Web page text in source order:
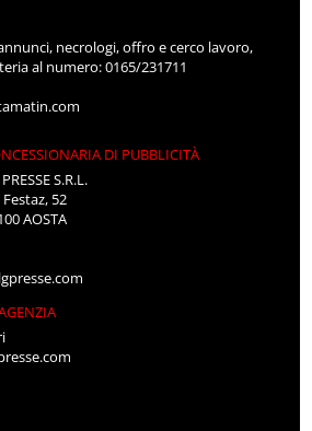
necrologi, offro e cerco lavoro,
al numero: 0165/231711
DI PUBBLICITÀ
S.R.L.
52
AOSTA